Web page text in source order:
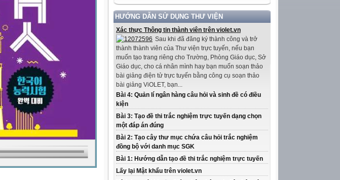
HƯỚNG DẪN SỬ DỤNG THƯ VIỆN
Xác thực Thông tin thành viên trên violet.vn
Sau khi đã đăng ký thành công và trở
thành thành viên của Thư viện trực tuyến, nếu bạn
muốn tạo trang riêng cho Trường, Phòng Giáo dục, Sở
Giáo dục, cho cá nhân mình hay bạn muốn soạn thảo
bài giảng điện tử trực tuyến bằng công cụ soạn thảo
bài giảng ViOLET, bạn...
Bài 4: Quản lí ngân hàng câu hỏi và sinh đề có điều
kiện
Bài 3: Tạo đề thi trắc nghiệm trực tuyến dạng chọn
một đáp án đúng
Bài 2: Tạo cây thư mục chứa câu hỏi trắc nghiệm
đồng bộ với danh mục SGK
Bài 1: Hướng dẫn tạo đề thi trắc nghiệm trực tuyến
Lấy lại Mật khẩu trên violet.vn